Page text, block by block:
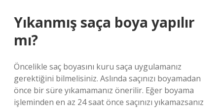
Yıkanmış saça boya yapılır
mı?
Öncelikle saç boyasını kuru saça uygulamanız
gerektiğini bilmelisiniz. Aslında saçınızı boyamadan
önce bir süre yıkamamanız önerilir. Eğer boyama
işleminden en az 24 saat önce saçınızı yıkamazsanız